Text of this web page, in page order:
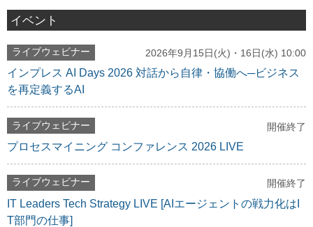
イベント
ライブウェビナー 2026年9月15日(火)・16日(水) 10:00
インプレス AI Days 2026 対話から自律・協働へ─ビジネス
を再定義するAI
ライブウェビナー 開催終了
プロセスマイニング コンファレンス 2026 LIVE
ライブウェビナー 開催終了
IT Leaders Tech Strategy LIVE [AIエージェントの戦力化はI
T部門の仕事]